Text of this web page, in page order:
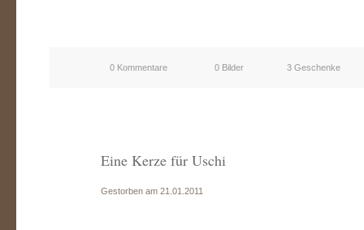
0 Kommentare 0 Bilder 3 Geschenke
Eine Kerze für Uschi
Gestorben am 21.01.2011